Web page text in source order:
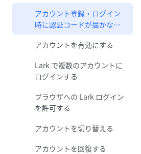
アカウント登録・ログイン
時に認証コードが届かない
場合の対処法
アカウントを有効にする
Lark で複数のアカウントに
ログインする
ブラウザへの Lark ログイン
を許可する
アカウントを切り替える
アカウントを回復する